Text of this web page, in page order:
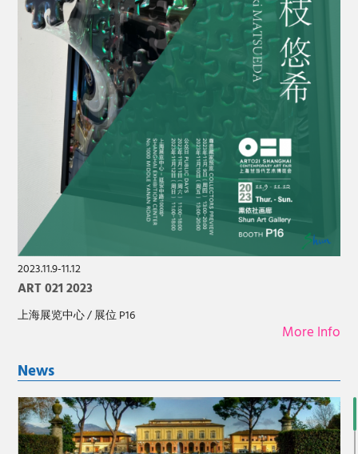
2023.11.9-11.12
ART 021 2023
上海展览中心 / 展位 P16
More Info
News